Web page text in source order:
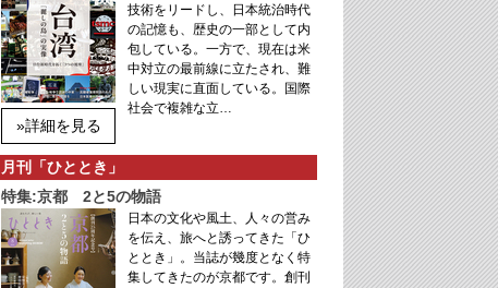
»詳細を見る
技術をリードし、日本統治時代
の記憶も、歴史の一部として内
包している。一方で、現在は米
中対立の最前線に立たされ、難
しい現実に直面している。国際
社会で複雑な立…
月刊「ひととき」
特集:京都 2と5の物語
日本の文化や風土、人々の営み
を伝え、旅へと誘ってきた「ひ
ととき」。当誌が幾度となく特
集してきたのが京都です。創刊